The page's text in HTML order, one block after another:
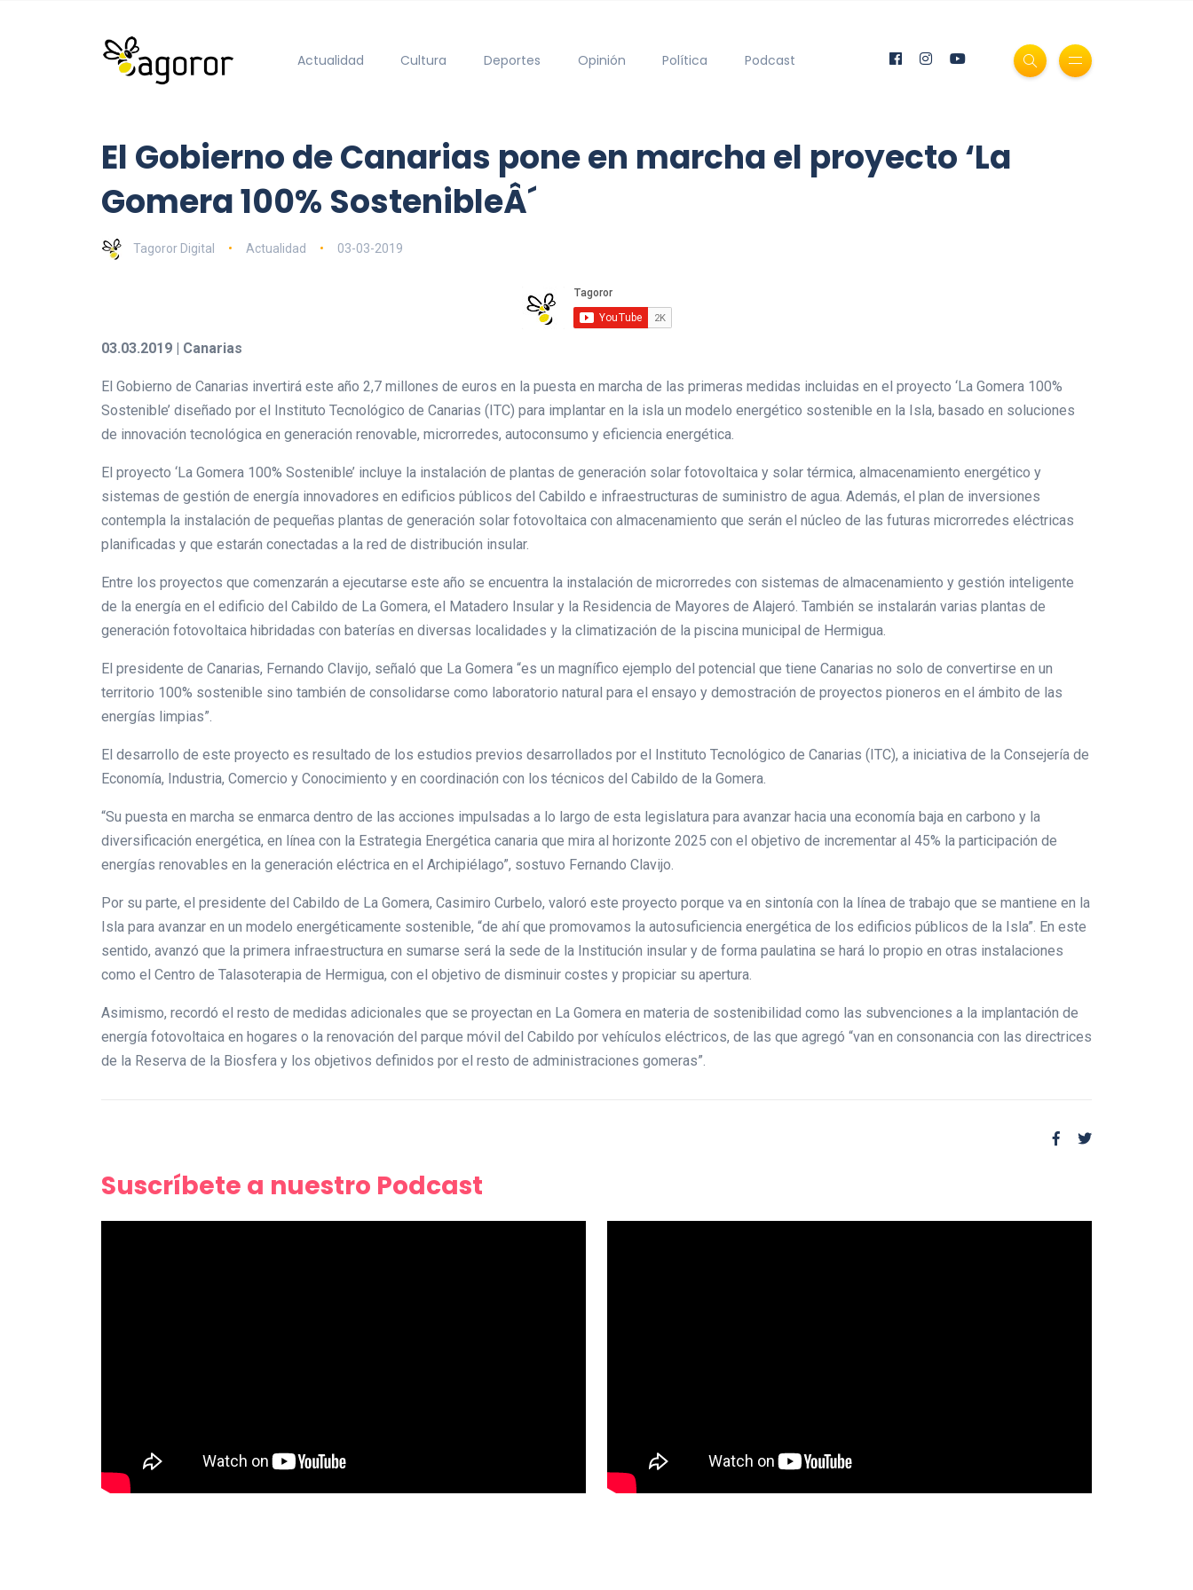
Actualidad Cultura Deportes Opinión Política Podcast
El Gobierno de Canarias pone en marcha el proyecto ‘La
Gomera 100% SostenibleÂ´
Tagoror Digital Actualidad 03-03-2019
03.03.2019 | Canarias
El Gobierno de Canarias invertirá este año 2,7 millones de euros en la puesta en marcha de las primeras medidas incluidas en el proyecto ‘La Gomera 100%
Sostenible’ diseñado por el Instituto Tecnológico de Canarias (ITC) para implantar en la isla un modelo energético sostenible en la Isla, basado en soluciones
de innovación tecnológica en generación renovable, microrredes, autoconsumo y eficiencia energética.
El proyecto ‘La Gomera 100% Sostenible’ incluye la instalación de plantas de generación solar fotovoltaica y solar térmica, almacenamiento energético y
sistemas de gestión de energía innovadores en edificios públicos del Cabildo e infraestructuras de suministro de agua. Además, el plan de inversiones
contempla la instalación de pequeñas plantas de generación solar fotovoltaica con almacenamiento que serán el núcleo de las futuras microrredes eléctricas
planificadas y que estarán conectadas a la red de distribución insular.
Entre los proyectos que comenzarán a ejecutarse este año se encuentra la instalación de microrredes con sistemas de almacenamiento y gestión inteligente
de la energía en el edificio del Cabildo de La Gomera, el Matadero Insular y la Residencia de Mayores de Alajeró. También se instalarán varias plantas de
generación fotovoltaica hibridadas con baterías en diversas localidades y la climatización de la piscina municipal de Hermigua.
El presidente de Canarias, Fernando Clavijo, señaló que La Gomera “es un magnífico ejemplo del potencial que tiene Canarias no solo de convertirse en un
territorio 100% sostenible sino también de consolidarse como laboratorio natural para el ensayo y demostración de proyectos pioneros en el ámbito de las
energías limpias”.
El desarrollo de este proyecto es resultado de los estudios previos desarrollados por el Instituto Tecnológico de Canarias (ITC), a iniciativa de la Consejería de
Economía, Industria, Comercio y Conocimiento y en coordinación con los técnicos del Cabildo de la Gomera.
“Su puesta en marcha se enmarca dentro de las acciones impulsadas a lo largo de esta legislatura para avanzar hacia una economía baja en carbono y la
diversificación energética, en línea con la Estrategia Energética canaria que mira al horizonte 2025 con el objetivo de incrementar al 45% la participación de
energías renovables en la generación eléctrica en el Archipiélago”, sostuvo Fernando Clavijo.
Por su parte, el presidente del Cabildo de La Gomera, Casimiro Curbelo, valoró este proyecto porque va en sintonía con la línea de trabajo que se mantiene en la
Isla para avanzar en un modelo energéticamente sostenible, “de ahí que promovamos la autosuficiencia energética de los edificios públicos de la Isla”. En este
sentido, avanzó que la primera infraestructura en sumarse será la sede de la Institución insular y de forma paulatina se hará lo propio en otras instalaciones
como el Centro de Talasoterapia de Hermigua, con el objetivo de disminuir costes y propiciar su apertura.
Asimismo, recordó el resto de medidas adicionales que se proyectan en La Gomera en materia de sostenibilidad como las subvenciones a la implantación de
energía fotovoltaica en hogares o la renovación del parque móvil del Cabildo por vehículos eléctricos, de las que agregó “van en consonancia con las directrices
de la Reserva de la Biosfera y los objetivos definidos por el resto de administraciones gomeras”.
Suscríbete a nuestro Podcast